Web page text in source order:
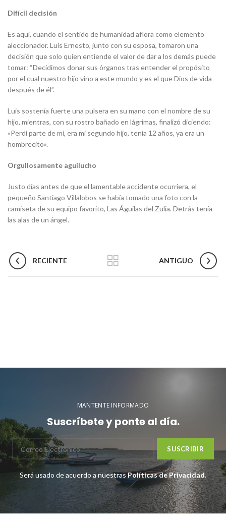
Difícil decisión
Es aquí, cuando el sentido de humanidad aflora como elemento
aleccionador. Luis Ernesto, junto con su esposa, tomaron una
decisión que solo quien entiende el valor de dar a los demás puede
tomar: “Decidimos donar sus órganos tras entender el propósito
por el cual nuestro hijo vino a este mundo y es el que Dios de vida
después de él”.
Luis sostenía fuerte una pulsera en su mano con el nombre de su
hijo, mientras, con su rostro bañado en lágrimas, finalizó diciendo:
«Perdí parte de mí, era mi segundo hijo, tenía 12 años, ya era un
hombrecito».
Orgullosamente aguilucho
Justo días antes de que el lamentable accidente ocurriera, el
pequeño Santiago Villalobos se había tomado una foto con la
camiseta de su equipo favorito, Las Águilas del Zulia. Detrás tenía
las alas de un ángel.
RECIENTE ANTIGUO
MANTENTE INFORMADO
Suscríbete y ponte al día.
Será usado de acuerdo a nuestrasPolíticas de Privacidad.